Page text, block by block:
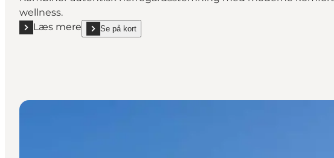
wellness.
Læs mere
Læs mere "Broløkke Herregård"
Se på kort
show Broløkke Herregård on_map